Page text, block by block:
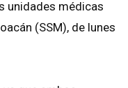
unidades médicas
(SSM), de lunes